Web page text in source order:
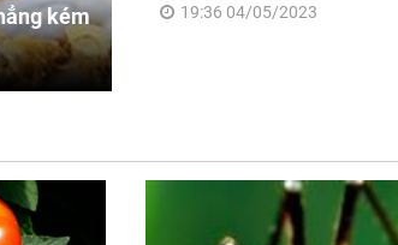
kém
19:36 04/05/2023